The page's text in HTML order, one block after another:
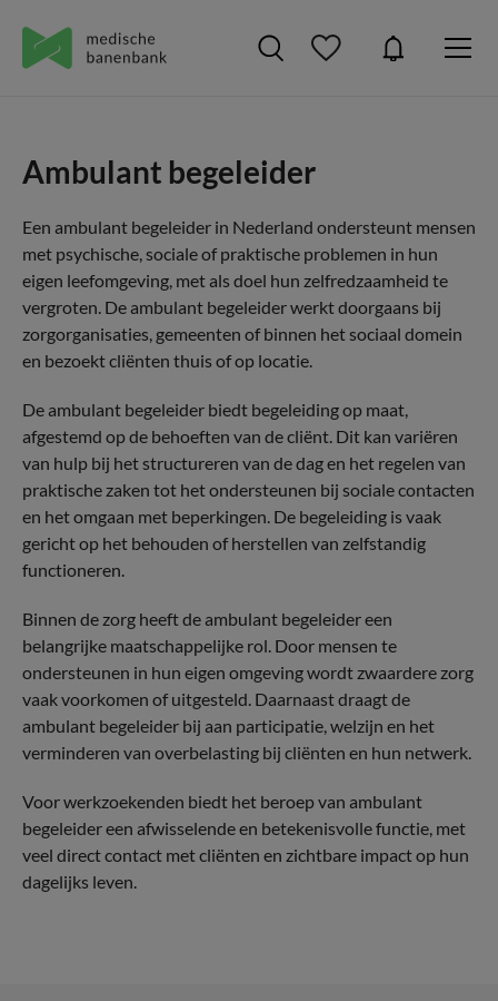
Ambulant begeleider
Een ambulant begeleider in Nederland ondersteunt mensen
met psychische, sociale of praktische problemen in hun
eigen leefomgeving, met als doel hun zelfredzaamheid te
vergroten. De ambulant begeleider werkt doorgaans bij
zorgorganisaties, gemeenten of binnen het sociaal domein
en bezoekt cliënten thuis of op locatie.
De ambulant begeleider biedt begeleiding op maat,
afgestemd op de behoeften van de cliënt. Dit kan variëren
van hulp bij het structureren van de dag en het regelen van
praktische zaken tot het ondersteunen bij sociale contacten
en het omgaan met beperkingen. De begeleiding is vaak
gericht op het behouden of herstellen van zelfstandig
functioneren.
Binnen de zorg heeft de ambulant begeleider een
belangrijke maatschappelijke rol. Door mensen te
ondersteunen in hun eigen omgeving wordt zwaardere zorg
vaak voorkomen of uitgesteld. Daarnaast draagt de
ambulant begeleider bij aan participatie, welzijn en het
verminderen van overbelasting bij cliënten en hun netwerk.
Voor werkzoekenden biedt het beroep van ambulant
begeleider een afwisselende en betekenisvolle functie, met
veel direct contact met cliënten en zichtbare impact op hun
dagelijks leven.